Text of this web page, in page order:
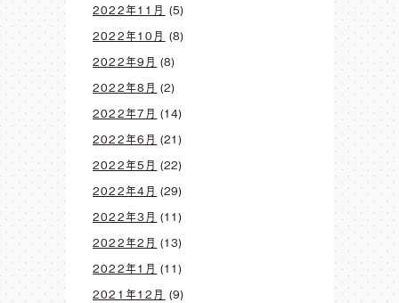
2022年11月 (5)
2022年10月 (8)
2022年9月 (8)
2022年8月 (2)
2022年7月 (14)
2022年6月 (21)
2022年5月 (22)
2022年4月 (29)
2022年3月 (11)
2022年2月 (13)
2022年1月 (11)
2021年12月 (9)